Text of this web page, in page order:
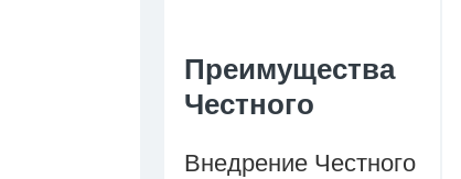
Преимущества
Честного
Внедрение Честного